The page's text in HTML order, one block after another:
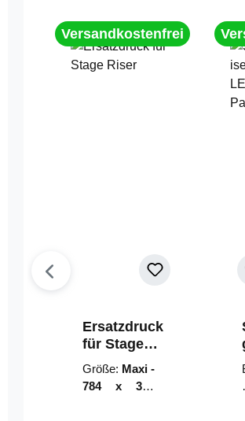
Versandkostenfrei
Ersatzdruck
für Stage
Riser
Größe: Maxi -
784 x 314